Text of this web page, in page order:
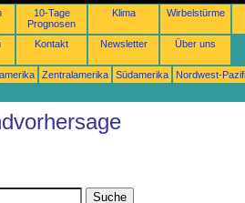
10-Tage
Prognosen
Klima Wirbelstürme
Kontakt Newsletter Über uns
Zentralamerika Südamerika
Nordwest-